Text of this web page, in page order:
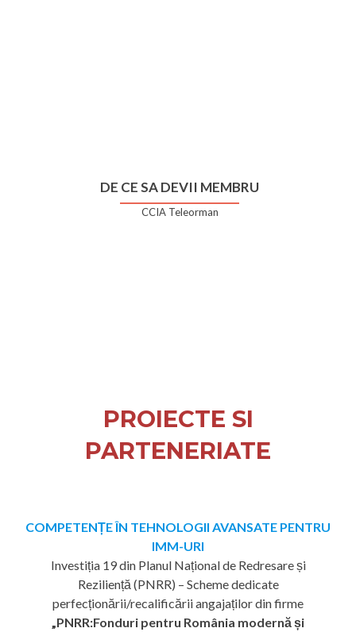
DE CE SA DEVII MEMBRU
CCIA Teleorman
PROIECTE SI
PARTENERIATE
COMPETENȚE ÎN TEHNOLOGII AVANSATE PENTRU
IMM-URI
Investiția 19 din Planul Național de Redresare și
Reziliență (PNRR) – Scheme dedicate
perfecționării/recalificării angajaților din firme
„PNRR:Fonduri pentru România modernă și